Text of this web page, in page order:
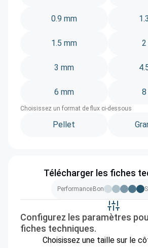
0.9 mm
1.5 mm 2
3 mm
6 mm 8
Choisissez un format de flux ci-dessous
Pellet
Télécharger les fiches
Performance Bon
Configurez les paramètres
fiches techniques.
Choisissez une taille sur le